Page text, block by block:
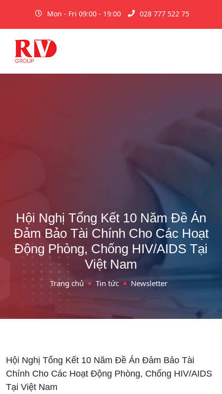
Mon - Fri 09:00 - 19:00 028 777 522 75
Hội Nghị Tổng Kết 10 Năm Đề Án
Đảm Bảo Tài Chính Cho Các Hoạt
Động Phòng, Chống HIV/AIDS Tại
Việt Nam
Trang chủ Tin tức Newsletter
Hội Nghị Tổng Kết 10 Năm Đề Án Đảm Bảo Tài
Chính Cho Các Hoạt Động Phòng, Chống HIV/AIDS
Tại Việt Nam